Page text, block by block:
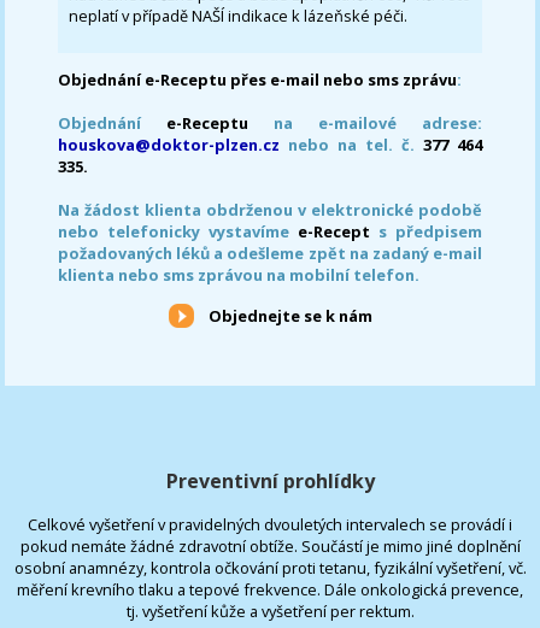
neplatí v případě NAŠÍ indikace k lázeňské péči.
Objednání e-Receptu přes e-mail nebo sms zprávu:
Objednání e-Receptu na e-mailové adrese:
houskova@doktor-plzen.cz nebo na tel. č. 377 464
335.
Na žádost klienta obdrženou v elektronické podobě
nebo telefonicky vystavíme e-Recept s předpisem
požadovaných léků a odešleme zpět na zadaný e-mail
klienta nebo sms zprávou na mobilní telefon.
Objednejte se k nám
Preventivní prohlídky
Celkové vyšetření v pravidelných dvouletých intervalech se provádí i
pokud nemáte žádné zdravotní obtíže. Součástí je mimo jiné doplnění
osobní anamnézy, kontrola očkování proti tetanu, fyzikální vyšetření, vč.
měření krevního tlaku a tepové frekvence. Dále onkologická prevence,
tj. vyšetření kůže a vyšetření per rektum.